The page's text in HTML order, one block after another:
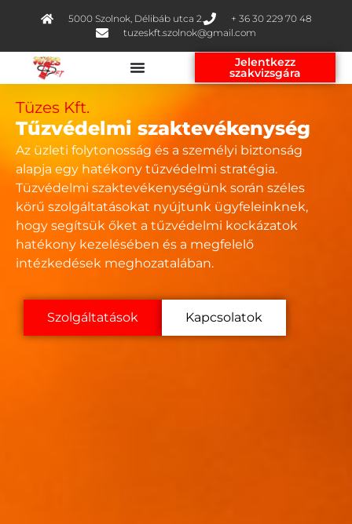
5000 Szolnok, Délibáb utca 2.
+ 36 30 229 70 48
tuzeskft.szolnok@gmail.com
Jelentkezz
szakvizsgára
Tüzes Kft.
Tűzvédelmi szaktevékenység
Az üzleti folytonosság és a személyi biztonság
alapja egy hatékony tűzvédelmi stratégia.
Tüzvédelmi szaktevékenységünk során széles
körű szolgáltatásokat nyújtunk ügyfeleinknek,
hogy segítsük őket a tűzvédelmi kockázatok
hatékony kezelésében és a megfelelő
intézkedések meghozatalában.
Szolgáltatások Kapcsolatok